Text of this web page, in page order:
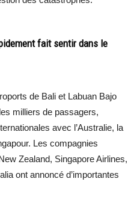
fait sentir dans le
de Bali et Labuan Bajo
milliers de passagers,
avec l’Australie, la
Les compagnies
Zealand, Singapore Airlines,
ont annoncé d’importantes